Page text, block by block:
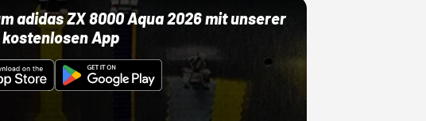
adidas ZX 8000 Aqua 2026 mit unserer
kostenlosen App